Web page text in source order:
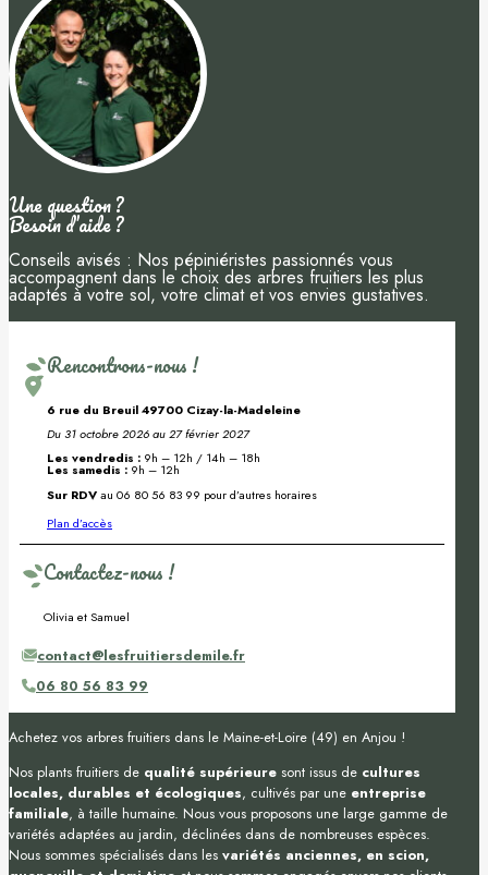
Une question ?
Besoin d’aide ?
Conseils avisés : Nos pépiniéristes passionnés vous
accompagnent dans le choix des arbres fruitiers les plus
adaptés à votre sol, votre climat et vos envies gustatives.
Rencontrons-nous !
6 rue du Breuil 49700 Cizay-la-Madeleine
Du 31 octobre 2026 au 27 février 2027
Les vendredis : 9h – 12h / 14h – 18h
Les samedis : 9h – 12h
Sur RDVau 06 80 56 83 99 pour d’autres horaires
Plan d’accès
Contactez-nous !
Olivia et Samuel
contact@lesfruitiersdemile.fr
06 80 56 83 99
Achetez vos arbres fruitiers dans le Maine-et-Loire (49) en Anjou !
Nos plants fruitiers de qualité supérieure sont issus de cultures
locales, durables et écologiques, cultivés par une entreprise
familiale, à taille humaine. Nous vous proposons une large gamme de
variétés adaptées au jardin, déclinées dans de nombreuses espèces.
Nous sommes spécialisés dans les variétés anciennes, en scion,